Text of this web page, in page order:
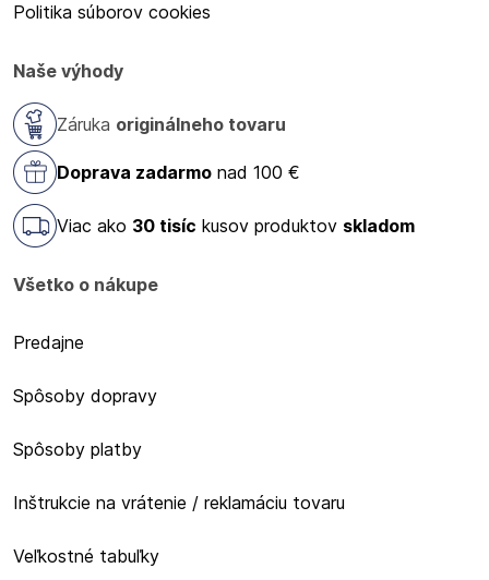
Politika súborov cookies
Naše výhody
Záruka originálneho tovaru
Doprava zadarmo nad 100 €
Viac ako 30 tisíc kusov produktov skladom
Všetko o nákupe
Predajne
Spôsoby dopravy
Spôsoby platby
Inštrukcie na vrátenie / reklamáciu tovaru
Veľkostné tabuľky